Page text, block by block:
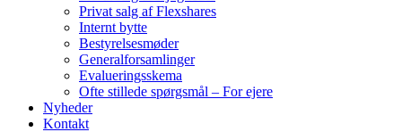
Privat salg af Flexshares
Internt bytte
Bestyrelsesmøder
Generalforsamlinger
Evalueringsskema
Ofte stillede spørgsmål – For ejere
Nyheder
Kontakt